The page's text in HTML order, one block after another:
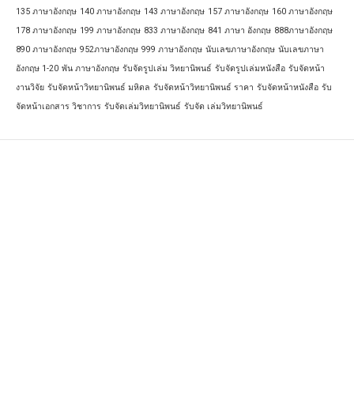
135 ภาษาอังกฤษ 140 ภาษาอังกฤษ 143 ภาษาอังกฤษ 157 ภาษาอังกฤษ 160 ภาษาอังกฤษ
178 ภาษาอังกฤษ 199 ภาษาอังกฤษ 833 ภาษาอังกฤษ 841 ภาษา อังกฤษ 888ภาษาอังกฤษ
890 ภาษาอังกฤษ 952ภาษาอังกฤษ 999 ภาษาอังกฤษ นับเลขภาษาอังกฤษ นับเลขภาษา
อังกฤษ 1-20 พัน ภาษาอังกฤษ รับจัดรูปเล่ม วิทยานิพนธ์ รับจัดรูปเล่มหนังสือ รับจัดหน้า
งานวิจัย รับจัดหน้าวิทยานิพนธ์ มหิดล รับจัดหน้าวิทยานิพนธ์ ราคา รับจัดหน้าหนังสือ รับ
จัดหน้าเอกสาร วิชาการ รับจัดเล่มวิทยานิพนธ์ รับจัด เล่มวิทยานิพนธ์